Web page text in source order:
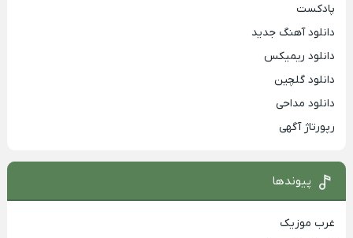
پادکست
دانلود آهنگ جدید
دانلود ریمیکس
دانلود گلچین
دانلود مداحی
رپورتاژ آگهی
پیوندها
غرب موزیک